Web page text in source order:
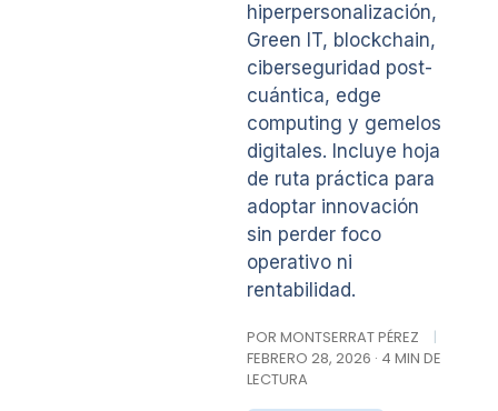
hiperpersonalización,
Green IT, blockchain,
ciberseguridad post-
cuántica, edge
computing y gemelos
digitales. Incluye hoja
de ruta práctica para
adoptar innovación
sin perder foco
operativo ni
rentabilidad.
POR MONTSERRAT PÉREZ
|
FEBRERO 28, 2026 · 4 MIN DE
LECTURA